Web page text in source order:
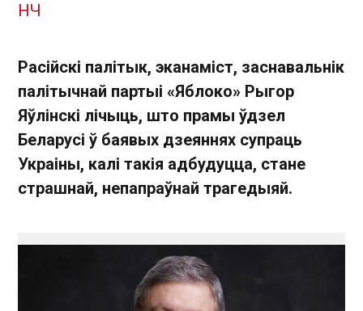
НЧ
Расійскі палітык, эканаміст, заснавальнік
палітычнай партыі «Яблоко» Рыгор
Яўлінскі лічыць, што прамы ўдзел
Беларусі ў баявых дзеяннях супраць
Украіны, калі такія адбудуцца, стане
страшнай, непапраўнай трагедыяй.